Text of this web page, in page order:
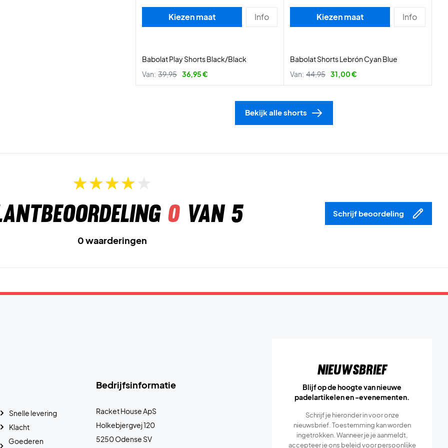
Kiezen maat Info
Babolat Play Shorts Black/Black
Van: 39,95 36,95 €
Kiezen maat Info
Babolat Shorts Lebrón Cyan Blue
Van: 44,95 31,00 €
Bekijk alle shorts
0van 5 Schrijf beoordeling
0 waarderingen
Bedrijfsinformatie
Racket House ApS
Holkebjergvej 120
5250 Odense SV
Snelle levering
Klacht
Goederen
Nieuwsbrief
Blijf op de hoogte van nieuwe
padelartikelen en -evenementen.
Schrijf je hieronder in voor onze
nieuwsbrief. Toestemming kan worden
ingetrokken. Wanneer je je aanmeldt,
accepteer je ons beleid voor persoonlijke